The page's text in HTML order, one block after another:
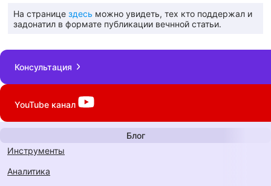
На странице здесь можно увидеть, тех кто поддержал и
задонатил в формате публикации вечнной статьи.
Консультация
YouTube канал
Блог
инструменты
аналитика